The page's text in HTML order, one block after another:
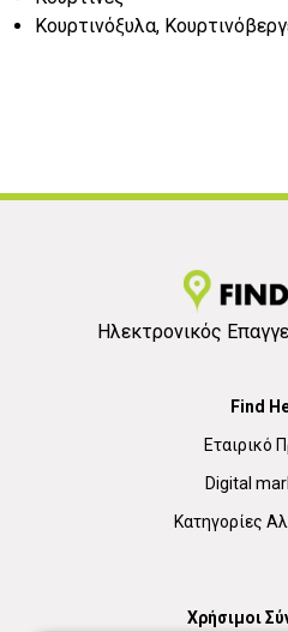
Κουρτινόξυλα,
Ηλεκτρονικός
Find
Εταιρικό
Digital
Κατηγορίες
Χρήσιμοι